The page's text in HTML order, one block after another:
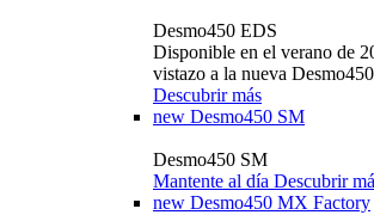
Desmo450 EDS
Disponible en el verano de
vistazo a la nueva
Descubrir más
new Desmo450 SM
Desmo450 SM
Mantente al día Descubrir
new Desmo450 MX Factory